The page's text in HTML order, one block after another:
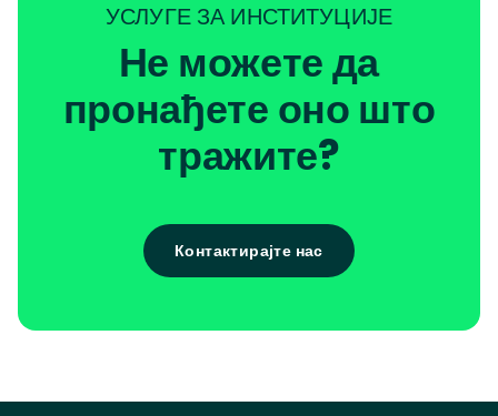
УСЛУГЕ ЗА ИНСТИТУЦИЈЕ
Не можете да
пронађете оно што
тражите?
Контактирајте нас